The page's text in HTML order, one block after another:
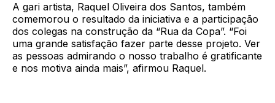
A gari artista, Raquel Oliveira dos Santos, também
comemorou o resultado da iniciativa e a participação
dos colegas na construção da “Rua da Copa”. “Foi
uma grande satisfação fazer parte desse projeto. Ver
as pessoas admirando o nosso trabalho é gratificante
e nos motiva ainda mais”, afirmou Raquel.